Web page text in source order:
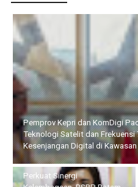
Pemprov Kepri dan KomDigi
Teknologi Satelit dan Frekuensi
Kesenjangan Digital di
Perkuat Sinergi